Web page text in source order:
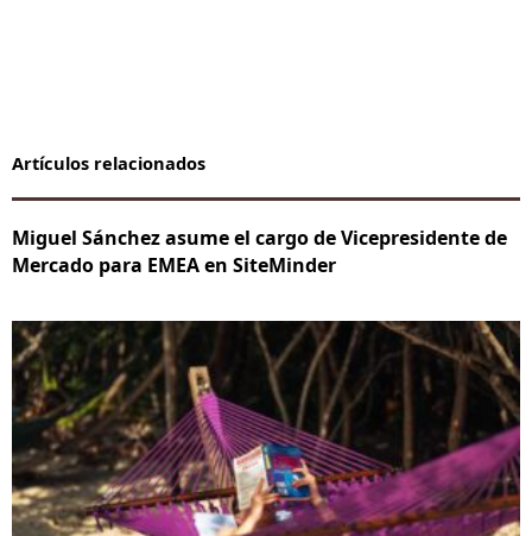
Artículos relacionados
Miguel Sánchez asume el cargo de Vicepresidente de
Mercado para EMEA en SiteMinder